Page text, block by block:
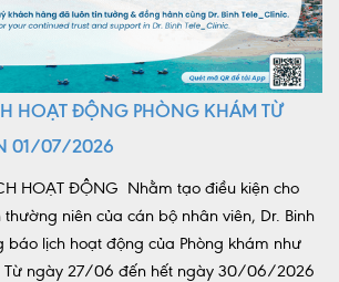
HOẠT ĐỘNG PHÒNG KHÁM TỪ
01/07/2026
HOẠT ĐỘNG Nhằm tạo điều kiện cho
niên của cán bộ nhân viên, Dr. Binh
báo lịch hoạt động của Phòng khám như
Từ ngày 27/06 đến hết ngày 30/06/2026